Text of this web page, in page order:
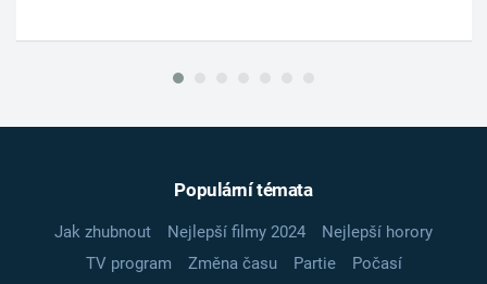
Populární témata
Jak zhubnout Nejlepší filmy 2024
Nejlepší horory
TV program
Změna času Partie
Počasí